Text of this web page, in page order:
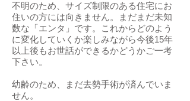
不明のため、サイズ制限のある住宅にお
住いの方には向きません。まだまだ未知
数な「エンタ」です。これからどのよう
に変化していくか楽しみながら今後15年
以上後もお世話ができるかどうかご一考
下さい。
幼齢のため、まだ去勢手術が済んでいま
せん。